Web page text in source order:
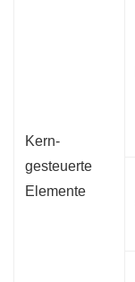
Kern-
gesteuerte
Elemente